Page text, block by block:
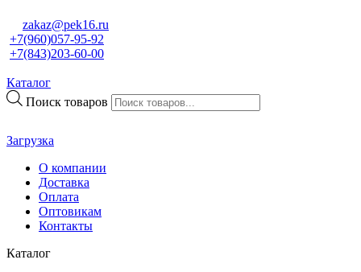
zakaz@pek16.ru
+7(960)057-95-92
+7(843)203-60-00
Каталог
Поиск товаров
Загрузка
О компании
Доставка
Оплата
Оптовикам
Контакты
Каталог